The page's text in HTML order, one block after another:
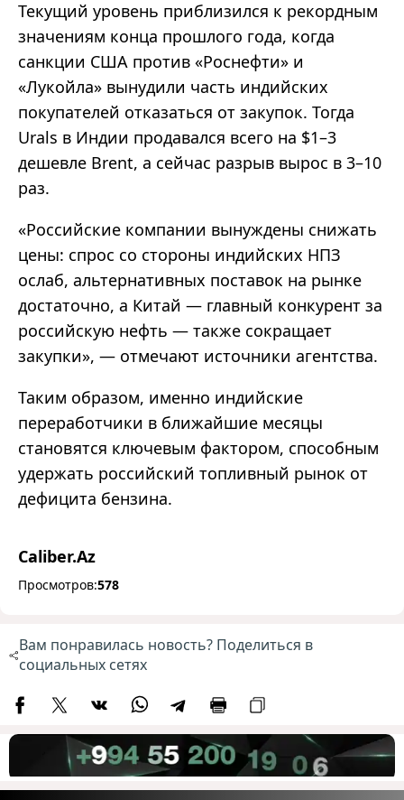
Текущий уровень приблизился к рекордным
значениям конца прошлого года, когда
санкции США против «Роснефти» и
«Лукойла» вынудили часть индийских
покупателей отказаться от закупок. Тогда
Urals в Индии продавался всего на $1–3
дешевле Brent, а сейчас разрыв вырос в 3–10
раз.
«Российские компании вынуждены снижать
цены: спрос со стороны индийских НПЗ
ослаб, альтернативных поставок на рынке
достаточно, а Китай — главный конкурент за
российскую нефть — также сокращает
закупки», — отмечают источники агентства.
Таким образом, именно индийские
переработчики в ближайшие месяцы
становятся ключевым фактором, способным
удержать российский топливный рынок от
дефицита бензина.
Caliber.Az
Просмотров:578
Вам понравилась новость? Поделиться в
социальных сетях